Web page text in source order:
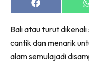
Share
on
Bali atau turut
cantik dan menarik
alam semulajadi